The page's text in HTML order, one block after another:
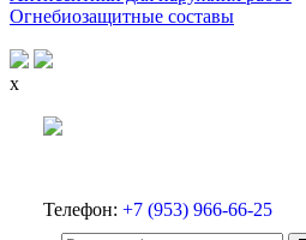
Огнебиозащитные составы
x
Телефон: +7 (953) 966-66-25